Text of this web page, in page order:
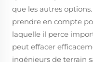
que les autres
prendre en compte
laquelle il perce
peut effacer
ingénieurs de terrain